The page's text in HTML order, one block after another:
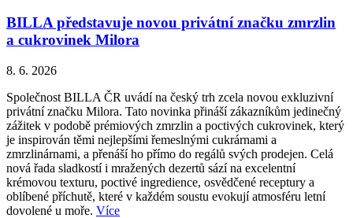
BILLA představuje novou privátní značku zmrzlin
a cukrovinek Milora
8. 6. 2026
Společnost BILLA ČR uvádí na český trh zcela novou exkluzivní
privátní značku Milora. Tato novinka přináší zákazníkům jedinečný
zážitek v podobě prémiových zmrzlin a poctivých cukrovinek, který
je inspirován těmi nejlepšími řemeslnými cukrárnami a
zmrzlinárnami, a přenáší ho přímo do regálů svých prodejen. Celá
nová řada sladkostí i mražených dezertů sází na excelentní
krémovou texturu, poctivé ingredience, osvědčené receptury a
oblíbené příchutě, které v každém soustu evokují atmosféru letní
dovolené u moře. Více